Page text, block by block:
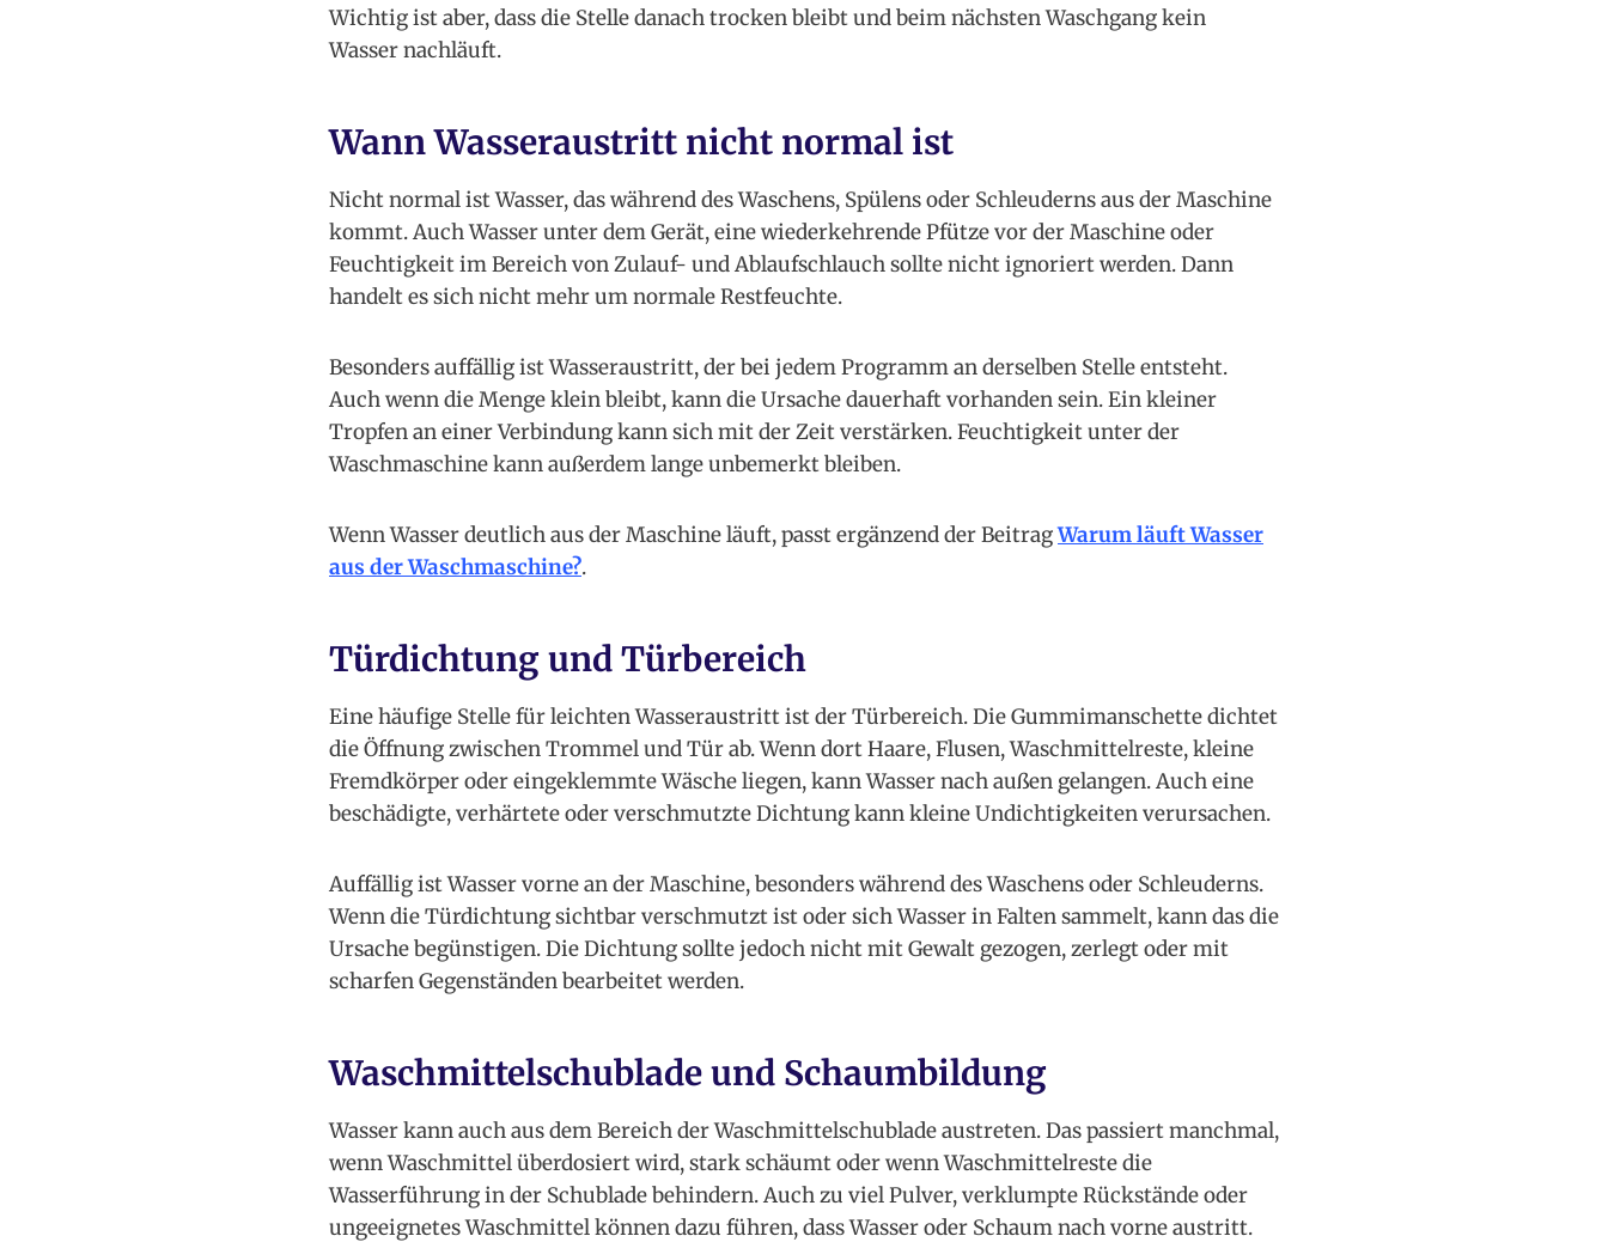
Wichtig ist aber, dass die Stelle danach trocken bleibt und beim nächsten Waschgang kein
Wasser nachläuft.
Wann Wasseraustritt nicht normal ist
Nicht normal ist Wasser, das während des Waschens, Spülens oder Schleuderns aus der Maschine
kommt. Auch Wasser unter dem Gerät, eine wiederkehrende Pfütze vor der Maschine oder
Feuchtigkeit im Bereich von Zulauf- und Ablaufschlauch sollte nicht ignoriert werden. Dann
handelt es sich nicht mehr um normale Restfeuchte.
Besonders auffällig ist Wasseraustritt, der bei jedem Programm an derselben Stelle entsteht.
Auch wenn die Menge klein bleibt, kann die Ursache dauerhaft vorhanden sein. Ein kleiner
Tropfen an einer Verbindung kann sich mit der Zeit verstärken. Feuchtigkeit unter der
Waschmaschine kann außerdem lange unbemerkt bleiben.
Wenn Wasser deutlich aus der Maschine läuft, passt ergänzend der BeitragWarum läuft Wasser
aus der Waschmaschine?.
Türdichtung und Türbereich
Eine häufige Stelle für leichten Wasseraustritt ist der Türbereich. Die Gummimanschette dichtet
die Öffnung zwischen Trommel und Tür ab. Wenn dort Haare, Flusen, Waschmittelreste, kleine
Fremdkörper oder eingeklemmte Wäsche liegen, kann Wasser nach außen gelangen. Auch eine
beschädigte, verhärtete oder verschmutzte Dichtung kann kleine Undichtigkeiten verursachen.
Auffällig ist Wasser vorne an der Maschine, besonders während des Waschens oder Schleuderns.
Wenn die Türdichtung sichtbar verschmutzt ist oder sich Wasser in Falten sammelt, kann das die
Ursache begünstigen. Die Dichtung sollte jedoch nicht mit Gewalt gezogen, zerlegt oder mit
scharfen Gegenständen bearbeitet werden.
Waschmittelschublade und Schaumbildung
Wasser kann auch aus dem Bereich der Waschmittelschublade austreten. Das passiert manchmal,
wenn Waschmittel überdosiert wird, stark schäumt oder wenn Waschmittelreste die
Wasserführung in der Schublade behindern. Auch zu viel Pulver, verklumpte Rückstände oder
ungeeignetes Waschmittel können dazu führen, dass Wasser oder Schaum nach vorne austritt.